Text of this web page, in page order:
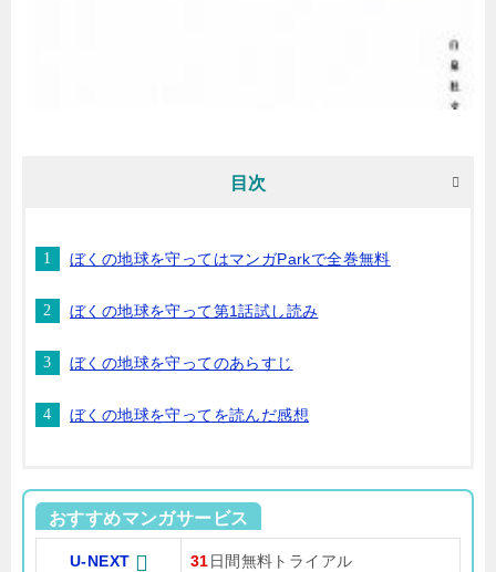
目次
ぼくの地球を守ってはマンガParkで全巻無料
ぼくの地球を守って第1話試し読み
ぼくの地球を守ってのあらすじ
ぼくの地球を守ってを読んだ感想
おすすめマンガサービス
U-NEXT 31 日間無料トライアル